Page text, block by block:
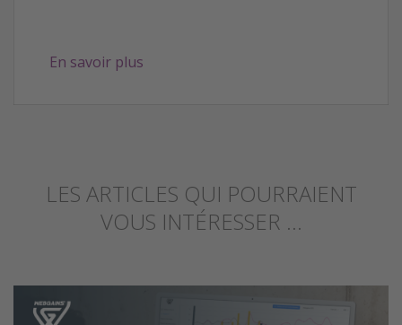
En savoir plus
LES ARTICLES QUI POURRAIENT
VOUS INTÉRESSER ...